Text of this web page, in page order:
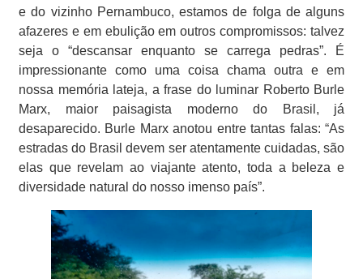
e do vizinho Pernambuco, estamos de folga de alguns
afazeres e em ebulição em outros compromissos: talvez
seja o “descansar enquanto se carrega pedras”. É
impressionante como uma coisa chama outra e em
nossa memória lateja, a frase do luminar Roberto Burle
Marx, maior paisagista moderno do Brasil, já
desaparecido. Burle Marx anotou entre tantas falas: “As
estradas do Brasil devem ser atentamente cuidadas, são
elas que revelam ao viajante atento, toda a beleza e
diversidade natural do nosso imenso país”.